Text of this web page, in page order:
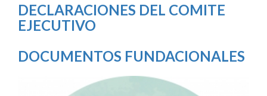
DECLARACIONES DEL COMITE
EJECUTIVO
DOCUMENTOS FUNDACIONALES